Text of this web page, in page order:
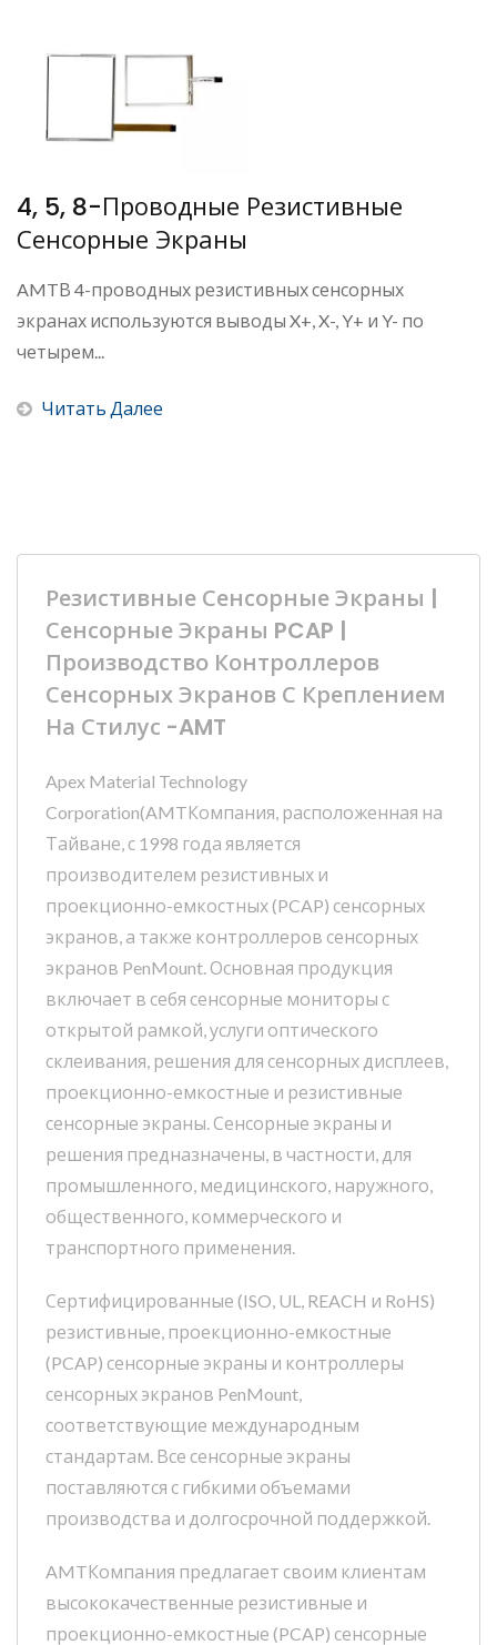
4, 5, 8-Проводные Резистивные
Сенсорные Экраны
AMTВ 4-проводных резистивных сенсорных
экранах используются выводы X+, X-, Y+ и Y- по
четырем...
Читать Далее
Резистивные Сенсорные Экраны |
Сенсорные Экраны PCAP |
Производство Контроллеров
Сенсорных Экранов С Креплением
На Стилус -AMT
Apex Material Technology
Corporation(AMTКомпания, расположенная на
Тайване, с 1998 года является
производителем резистивных и
проекционно-емкостных (PCAP) сенсорных
экранов, а также контроллеров сенсорных
экранов PenMount. Основная продукция
включает в себя сенсорные мониторы с
открытой рамкой, услуги оптического
склеивания, решения для сенсорных дисплеев,
проекционно-емкостные и резистивные
сенсорные экраны. Сенсорные экраны и
решения предназначены, в частности, для
промышленного, медицинского, наружного,
общественного, коммерческого и
транспортного применения.
Сертифицированные (ISO, UL, REACH и RoHS)
резистивные, проекционно-емкостные
(PCAP) сенсорные экраны и контроллеры
сенсорных экранов PenMount,
соответствующие международным
стандартам. Все сенсорные экраны
поставляются с гибкими объемами
производства и долгосрочной поддержкой.
AMTКомпания предлагает своим клиентам
высококачественные резистивные и
проекционно-емкостные (PCAP) сенсорные